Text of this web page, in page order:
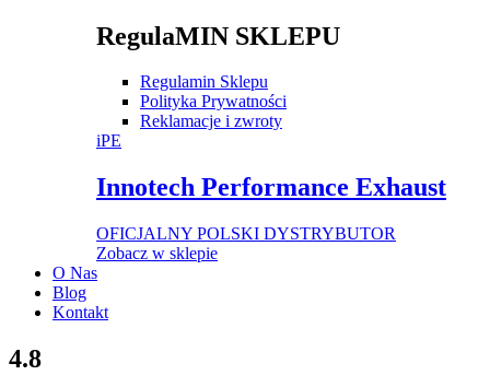
RegulaMIN SKLEPU
Regulamin Sklepu
Polityka Prywatności
Reklamacje i zwroty
iPE
Innotech Performance Exhaust
OFICJALNY POLSKI DYSTRYBUTOR
Zobacz w sklepie
O Nas
Blog
Kontakt
4.8